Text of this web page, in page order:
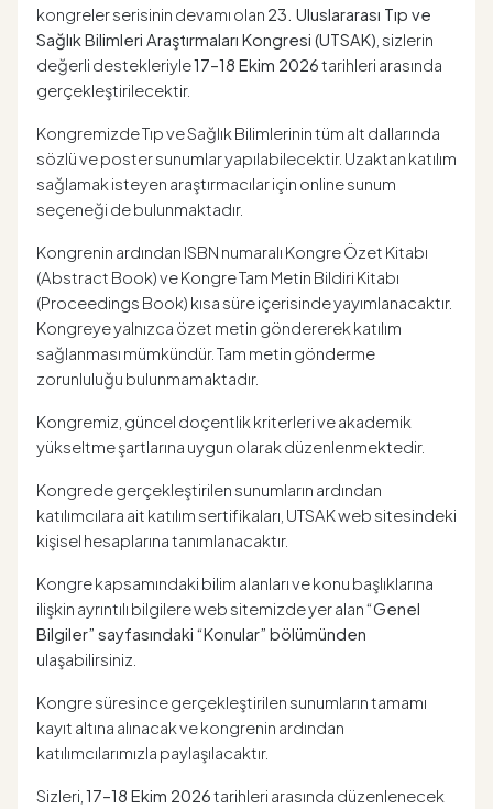
kongreler serisinin devamı olan 23. Uluslararası Tıp ve
Sağlık Bilimleri Araştırmaları Kongresi (UTSAK) , sizlerin
değerli destekleriyle17–18 Ekim 2026tarihleri arasında
gerçekleştirilecektir.
Kongremizde Tıp ve Sağlık Bilimlerinin tüm alt dallarında
sözlü ve poster sunumlar yapılabilecektir. Uzaktan katılım
sağlamak isteyen araştırmacılar için online sunum
seçeneği de bulunmaktadır.
Kongrenin ardından ISBN numaralı Kongre Özet Kitabı
(Abstract Book) ve Kongre Tam Metin Bildiri Kitabı
(Proceedings Book) kısa süre içerisinde yayımlanacaktır.
Kongreye yalnızca özet metin göndererek katılım
sağlanması mümkündür. Tam metin gönderme
zorunluluğu bulunmamaktadır.
Kongremiz, güncel doçentlik kriterleri ve akademik
yükseltme şartlarına uygun olarak düzenlenmektedir.
Kongrede gerçekleştirilen sunumların ardından
katılımcılara ait katılım sertifikaları, UTSAK web sitesindeki
kişisel hesaplarına tanımlanacaktır.
Kongre kapsamındaki bilim alanları ve konu başlıklarına
ilişkin ayrıntılı bilgilere web sitemizde yer alan“Genel
Bilgiler” sayfasındaki “Konular” bölümünden
ulaşabilirsiniz.
Kongre süresince gerçekleştirilen sunumların tamamı
kayıt altına alınacak ve kongrenin ardından
katılımcılarımızla paylaşılacaktır.
Sizleri, 17–18 Ekim 2026tarihleri arasında düzenlenecek